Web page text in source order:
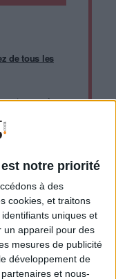
notre priorité
à des
cookies, et traitons
uniques et
un appareil pour des
mesures de publicité
développement de
et nous-
de tous les
un accès
tous vos
pour les
dans
droit de
artificielle...
Veuillez
données
votre
qu'à ce
en vous